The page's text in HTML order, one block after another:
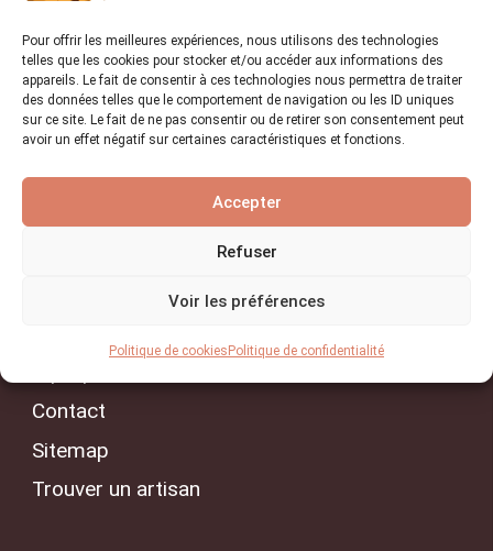
Pour offrir les meilleures expériences, nous utilisons des technologies
telles que les cookies pour stocker et/ou accéder aux informations des
appareils. Le fait de consentir à ces technologies nous permettra de traiter
des données telles que le comportement de navigation ou les ID uniques
sur ce site. Le fait de ne pas consentir ou de retirer son consentement peut
avoir un effet négatif sur certaines caractéristiques et fonctions.
Accepter
Refuser
Voir les préférences
Politique de cookies Politique de confidentialité
Trouvez l’artisan de
confiance pour vos projets !
TROUVER UN PRO
Contact
Sitemap
Trouver un artisan